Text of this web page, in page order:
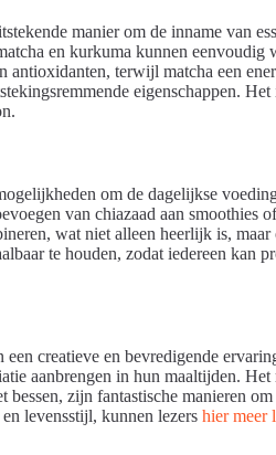
manier om de inname van
en kurkuma kunnen eenvoudig
terwijl matcha een
eigenschappen. Het
om de dagelijkse
van chiazaad aan smoothies
wat niet alleen heerlijk is,
te houden, zodat iedereen kan
creatieve en bevredigende
aanbrengen in hun maaltijden.
zijn fantastische manieren
levensstijl, kunnen lezers hier meer